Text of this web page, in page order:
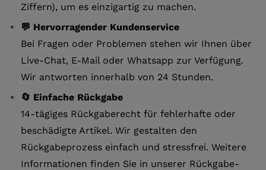
Ziffern), um es einzigartig zu machen.
💬 Hervorragender Kundenservice
Bei Fragen oder Problemen stehen wir Ihnen über
Live-Chat, E-Mail oder Whatsapp zur Verfügung.
Wir antworten innerhalb von 24 Stunden.
🔄 Einfache Rückgabe
14-tägiges Rückgaberecht für fehlerhafte oder
beschädigte Artikel. Wir gestalten den
Rückgabeprozess einfach und stressfrei. Weitere
Informationen finden Sie in unserer Rückgabe-